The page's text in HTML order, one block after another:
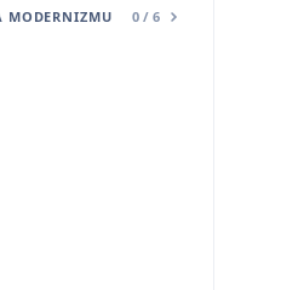
MODERNIZMU 0 / 6